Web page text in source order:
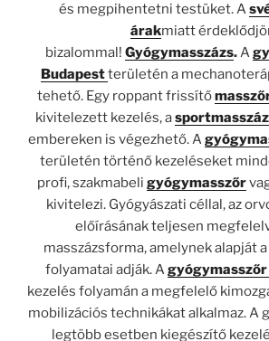
és megpihentetni testüket. A
árakmiatt
bizalommal! Gyógymasszázs.A
Budapestterületén a
tehető. Egy roppant frissítő
kivitelezett kezelés, a
embereken is végezhető. A
területén történő kezeléseket
profi, szakmabeli gyógymasszőr
kivitelezi. Gyógyászati céllal, az
előírásának teljesen
masszázsforma, amelynek alapját
folyamatai adják. A
kezelés folyamán a megfelelő
mobilizációs technikákat alkalmaz. A
legtöbb esetben kiegészítő